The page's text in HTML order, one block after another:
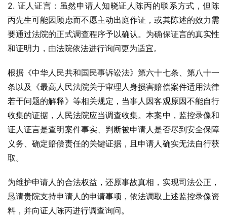
2. 证人证言：虽然申请人知晓证人陈丙的联系方式，但陈
丙先生可能因顾虑而不愿主动出庭作证，或其陈述的效力需
要通过法院的正式调查程序予以确认。为确保证言的真实性
和证明力，由法院依法进行询问更为适宜。
根据《中华人民共和国民事诉讼法》第六十七条、第八十一
条以及《最高人民法院关于审理人身损害赔偿案件适用法律
若干问题的解释》等相关规定，当事人因客观原因不能自行
收集的证据，人民法院应当调查收集。本案中，监控录像和
证人证言是查明案件事实、判断被申请人是否尽到安全保障
义务、确定赔偿责任的关键证据，且申请人确实无法自行获
取。
为维护申请人的合法权益，还原事故真相，实现司法公正，
恳请贵院支持申请人的申请事项，依法调取上述监控录像资
料，并向证人陈丙进行调查询问。